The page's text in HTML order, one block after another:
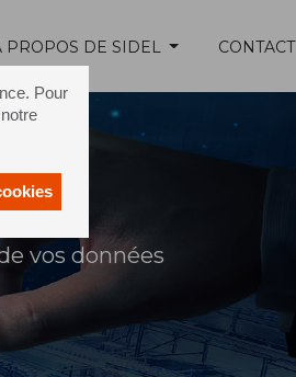
Pour
PROPOS DE SIDEL CONTACT
vos données